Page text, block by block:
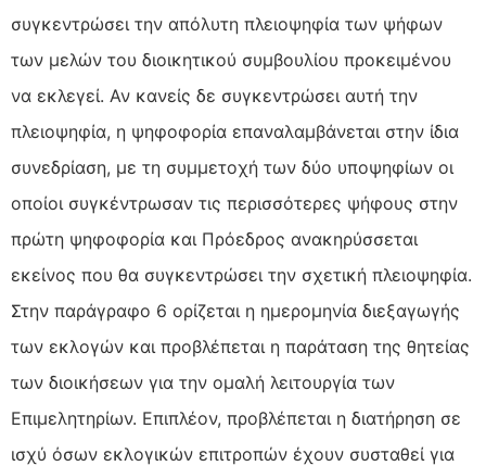
συγκεντρώσει την απόλυτη πλειοψηφία των ψήφων
των μελών του διοικητικού συμβουλίου προκειμένου
να εκλεγεί. Αν κανείς δε συγκεντρώσει αυτή την
πλειοψηφία, η ψηφοφορία επαναλαμβάνεται στην ίδια
συνεδρίαση, με τη συμμετοχή των δύο υποψηφίων οι
οποίοι συγκέντρωσαν τις περισσότερες ψήφους στην
πρώτη ψηφοφορία και Πρόεδρος ανακηρύσσεται
εκείνος που θα συγκεντρώσει την σχετική πλειοψηφία.
Στην παράγραφο 6 ορίζεται η ημερομηνία διεξαγωγής
των εκλογών και προβλέπεται η παράταση της θητείας
των διοικήσεων για την ομαλή λειτουργία των
Επιμελητηρίων. Επιπλέον, προβλέπεται η διατήρηση σε
ισχύ όσων εκλογικών επιτροπών έχουν συσταθεί για